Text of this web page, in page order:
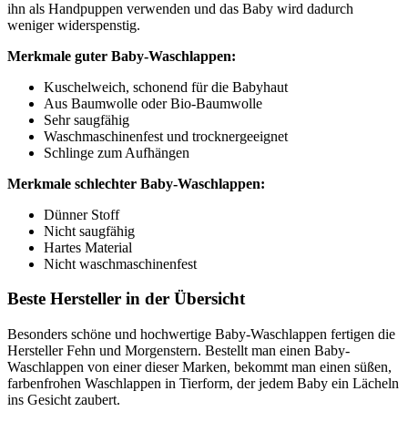
ihn als Handpuppen verwenden und das Baby wird dadurch
weniger widerspenstig.
Merkmale guter Baby-Waschlappen:
Kuschelweich, schonend für die Babyhaut
Aus Baumwolle oder Bio-Baumwolle
Sehr saugfähig
Waschmaschinenfest und trocknergeeignet
Schlinge zum Aufhängen
Merkmale schlechter Baby-Waschlappen:
Dünner Stoff
Nicht saugfähig
Hartes Material
Nicht waschmaschinenfest
Beste Hersteller in der Übersicht
Besonders schöne und hochwertige Baby-Waschlappen fertigen die
Hersteller Fehn und Morgenstern. Bestellt man einen Baby-
Waschlappen von einer dieser Marken, bekommt man einen süßen,
farbenfrohen Waschlappen in Tierform, der jedem Baby ein Lächeln
ins Gesicht zaubert.